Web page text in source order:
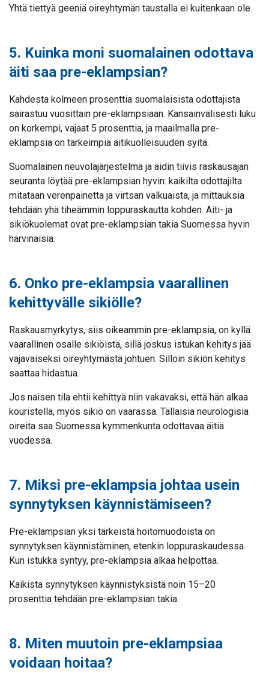
Yhtä tiettyä geeniä oireyhtymän taustalla ei kuitenkaan ole.
5. Kuinka moni suomalainen odottava
äiti saa pre-eklampsian?
Kahdesta kolmeen prosenttia suomalaisista odottajista
sairastuu vuosittain pre-eklampsiaan. Kansainvälisesti luku
on korkempi, vajaat 5 prosenttia, ja maailmalla pre-
eklampsia on tärkeimpiä äitikuolleisuuden syitä.
Suomalainen neuvolajärjestelmä ja äidin tiivis raskausajan
seuranta löytää pre-eklampsian hyvin: kaikilta odottajilta
mitataan verenpainetta ja virtsan valkuaista, ja mittauksia
tehdään yhä tiheämmin loppuraskautta kohden. Äiti- ja
sikiökuolemat ovat pre-eklampsian takia Suomessa hyvin
harvinaisia.
6. Onko pre-eklampsia vaarallinen
kehittyvälle sikiölle?
Raskausmyrkytys, siis oikeammin pre-eklampsia, on kyllä
vaarallinen osalle sikiöistä, sillä joskus istukan kehitys jää
vajavaiseksi oireyhtymästä johtuen. Silloin sikiön kehitys
saattaa hidastua.
Jos naisen tila ehtii kehittyä niin vakavaksi, että hän alkaa
kouristella, myös sikiö on vaarassa. Tällaisia neurologisia
oireita saa Suomessa kymmenkunta odottavaa äitiä
vuodessa.
7. Miksi pre-eklampsia johtaa usein
synnytyksen käynnistämiseen?
Pre-eklampsian yksi tärkeistä hoitomuodoista on
synnytyksen käynnistäminen, etenkin loppuraskaudessa.
Kun istukka syntyy, pre-eklampsia alkaa helpottaa.
Kaikista synnytyksen käynnistyksistä noin 15–20
prosenttia tehdään pre-eklampsian takia.
8. Miten muutoin pre-eklampsiaa
voidaan hoitaa?